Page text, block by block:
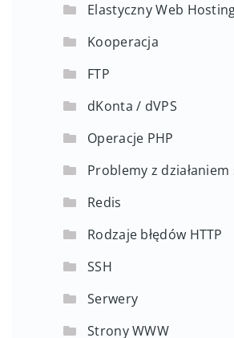
Elastyczny Web
Kooperacja
FTP
dKonta / dVPS
Operacje PHP
Problemy z
Redis
Rodzaje błędów HTTP
SSH
Serwery
Strony WWW